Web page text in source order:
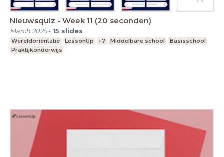
Nieuwsquiz - Week 11 (20 seconden)
March 2025- 15 slides
Wereldoriëntatie LessonUp +7 Middelbare school
Basisschool
Praktijkonderwijs